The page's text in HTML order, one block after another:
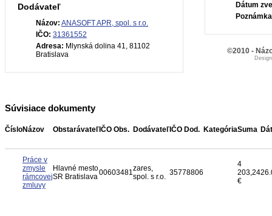
Dodávateľ
Názov: ANASOFT APR, spol. s r.o.
IČO: 31361552
Adresa: Mlynská dolina 41, 81102
Bratislava
Dátum
Súvisiace dokumenty
ČísloNázov Obstarávateľ IČO Obs. Dodávateľ IČO Dod. KategóriaSuma
Práce v
zmysle
rámcovej
zmluvy
Hlavné mesto
SR Bratislava00603481zares,
spol. s r.o. 35778806
4
203,24
€
©2010 -